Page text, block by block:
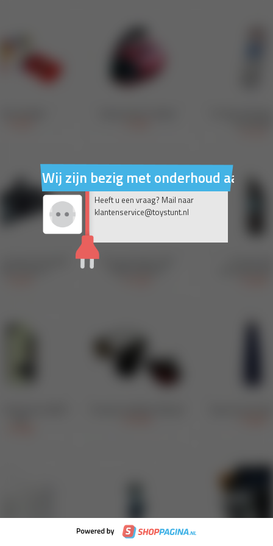
Wij zijn bezig met onderhoud aan
Heeft u een vraag? Mail naar
klantenservice@toystunt.nl